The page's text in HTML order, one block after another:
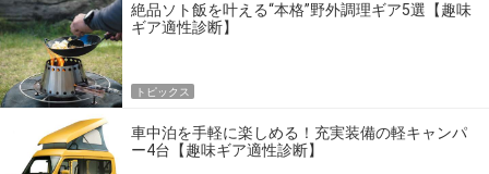
絶品ソト飯を叶える“本格”野外調理ギア5選【趣味
ギア適性診断】
トピックス
車中泊を手軽に楽しめる！充実装備の軽キャンパ
ー4台【趣味ギア適性診断】